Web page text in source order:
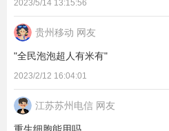
2023/5/14 13:15:56
贵州移动 网友
2023/2/12 16:04:01
"全民泡泡超人有米有"
江苏苏州电信 网友